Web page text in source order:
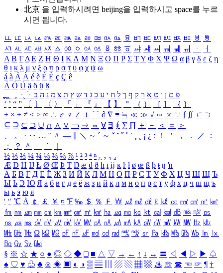
北京 을 입력하시려면 beijing을 입력하시고 space를 누르
시면 됩니다.
ㅥ ㅦ ㅧ ㅨ ㅩ ㅪ ㅫ ㅬ ㅭ ㅮ ㅯ ㅰ ㅱ ㅲ ㅳ ㅴ ㅵ ㅶ ㅷ ㅸ
ㅹ
ㅺ ㅻ ㅼ ㅽ ㅾ ㅿ ㆀ ㆁ ㆂ ㆃ ㆄ ㆅ ㆆ ㆇ ㆈ ㆉ ㆊ ㆋ ㆌ ㆍ
ㆎ
Α Β ΓΔ Ε Ζ Η Θ Ι ΚΛ Μ Ν Ξ Ο Π Ρ Σ ΤΥ Φ Χ Ψ Ω α β γ δ ε ζ η
θ ι κ λ μ ν ξ ο π ρ σ τ υ φ χ ψ ω
á à Á À é è É È ç Ç ê
Ä Ö Ü ä ö ü ß
ִֶֹ ֻּ ׁׂ פ ם ן ו ט א ר ק ף ך ל ח י ע כ ג ד ש ץ ת צ מ נ ה ב
‘ ’ “ ” 〔 〕 〈 〉 「 」 『 』 【 】 ＂ （ ） ［ ］ ｛ ｝
± × ÷ ≠ ≤ ≥ ∞ ∴ ♂ ♀ ∠ ⊥ ⌒ ∂ ∇ ≡ ≒ ≪ ≫ √ ∽ ∝ ∵ ∫ ∬ ∈ ∋
⊆ ⊇ ⊂ ⊃ ∪ ∩ ∧ ∨ ￢ ⇒ ⇔ ∀ ∃ ∮ ∑ ∏ ＋ － ＜ ＝
＞
、
。 · ‥ … ¨ 〃 ― ＼ ∼ ´ ～ ˇ ˘ ˝ ˚ ˙ ¸ ¡ ¿ ː ！ ＇ ， ． ／
：
；
？ ＾ ｀
½ ⅓ ⅔ ¼ ¾ ⅛ ⅜ ⅝ ⅞ ¹ ² ³ ⁴ ⁿ ₁ ₂ ₃ ₄
Æ Ð Ħ Ĳ Ł Ø Œ Þ Ŧ Ŋ æ đ ð ħ ı ĳ ĸ ŀ ł ø œ ß þ ŧ ŋ ŉ
А Б В Г Д Е Ё Ж З И Й К Л М Н О П Р С Т У Ф Х Ц Ч Ш Щ Ъ
Ы Ь Э Ю Я а б в г д е ё ж з и й к л м н о п р с т у ф х ц ч ш щ ъ
ы ь э ю я
′ ″ ℃ Å ￠ ￡ ￥ ¤ ℉ ‰ ＄ ％ Ｆ ￦ ㎕ ㎖ ㎗ ℓ ㎘ ㏄ ㎣ ㎤ ㎥ ㎦
㎙ ㎚ ㎛ ㎜ ㎝ ㎞ ㎟ ㎠ ㎡ ㎢ ㏊ ㎍ ㎎ ㎏ ㏏ ㎈ ㎉ ㏈ ㎧ ㎨ ㎰
㎱ ㎲ ㎳ ㎴ ㎵ ㎶ ㎷ ㎸ ㎹ ㎀ ㎁ ㎂ ㎃ ㎄ ㎺ ㎻ ㎽ ㎾ ㎿ ㎐ ㎑
㎒ ㎓ ㎔ Ω ㏀ ㏁ ㎊ ㎋ ㎌ ㏖ ㏅ ㎭ ㎮ ㎯ ㏛ ㎩ ㎪ ㎫ ㎬ ㏝ ㏐
㏓
㏃ ㏉ ㏜ ㏆
§ ※ ☆ ★ ○ ● ◎ ◇ ◆ □ ■ △ ▽ → ← ↑ ↓ ↔ 〓 ◁ ◀ ▷ ▶ ♤
♠ ♡ ♥ ♧ ♣ ⊙ ◈ ▣ ◐ ◑ ▒ ▤ ▨ ▧ ▦ ▩ ♨ ☏ ☎ ☜ ☞ ¶ †